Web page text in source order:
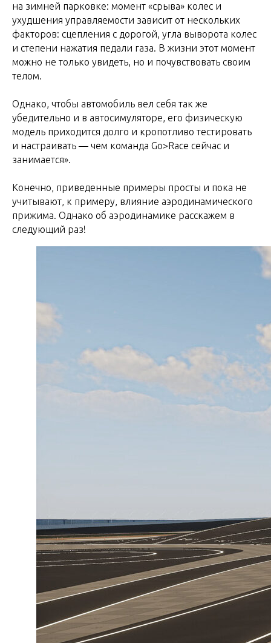
на зимней парковке: момент «срыва» колес и
ухудшения управляемости зависит от нескольких
факторов: сцепления с дорогой, угла выворота колес
и степени нажатия педали газа. В жизни этот момент
можно не только увидеть, но и почувствовать своим
телом.
Однако, чтобы автомобиль вел себя так же
убедительно и в автосимуляторе, его физическую
модель приходится долго и кропотливо тестировать
и настраивать — чем команда Gо>Race сейчас и
занимается».
Конечно, приведенные примеры просты и пока не
учитывают, к примеру, влияние аэродинамического
прижима. Однако об аэродинамике расскажем в
следующий раз!